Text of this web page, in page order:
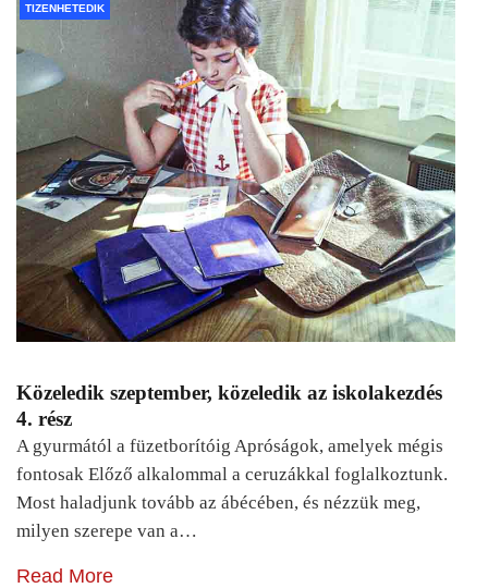
TIZENHETEDIK
Közeledik szeptember, közeledik az iskolakezdés
4. rész
A gyurmától a füzetborítóig Apróságok, amelyek mégis
fontosak Előző alkalommal a ceruzákkal foglalkoztunk.
Most haladjunk tovább az ábécében, és nézzük meg,
milyen szerepe van a…
Read More